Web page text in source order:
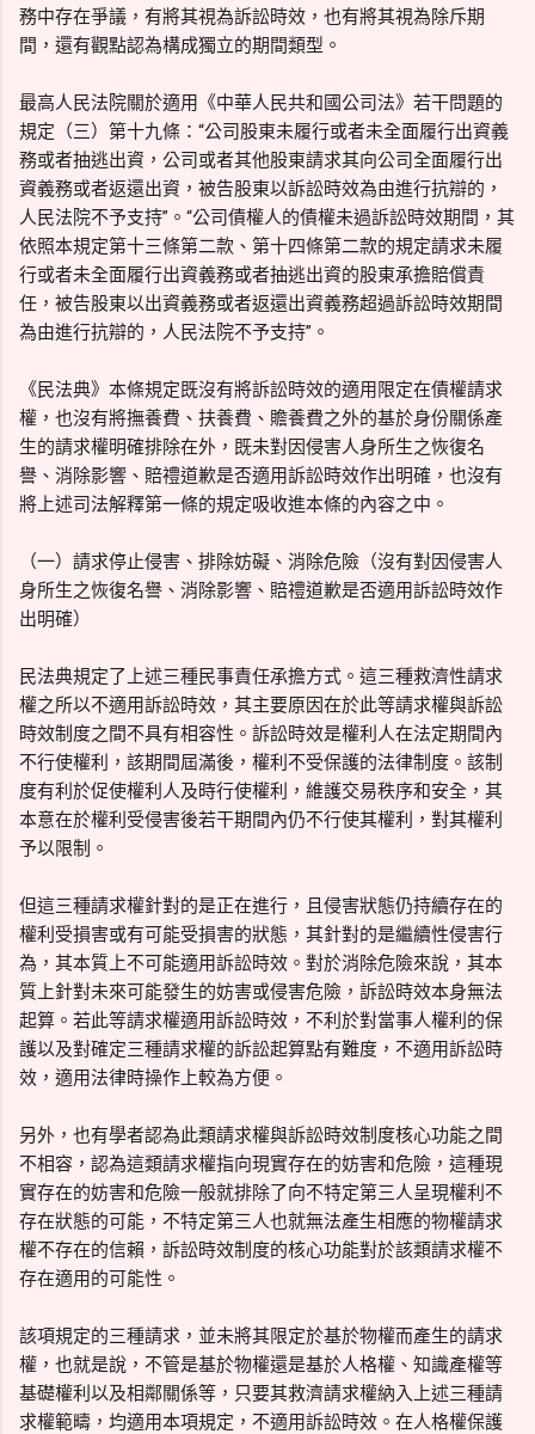
務中存在爭議，有將其視為訴訟時效，也有將其視為除斥期
間，還有觀點認為構成獨立的期間類型。
最高人民法院關於適用《中華人民共和國公司法》若干問題的
規定（三）第十九條：“公司股東未履行或者未全面履行出資義
務或者抽逃出資，公司或者其他股東請求其向公司全面履行出
資義務或者返還出資，被告股東以訴訟時效為由進行抗辯的，
人民法院不予支持”。“公司債權人的債權未過訴訟時效期間，其
依照本規定第十三條第二款、第十四條第二款的規定請求未履
行或者未全面履行出資義務或者抽逃出資的股東承擔賠償責
任，被告股東以出資義務或者返還出資義務超過訴訟時效期間
為由進行抗辯的，人民法院不予支持”。
《民法典》本條規定既沒有將訴訟時效的適用限定在債權請求
權，也沒有將撫養費、扶養費、贍養費之外的基於身份關係產
生的請求權明確排除在外，既未對因侵害人身所生之恢復名
譽、消除影響、賠禮道歉是否適用訴訟時效作出明確，也沒有
將上述司法解釋第一條的規定吸收進本條的內容之中。
（一）請求停止侵害、排除妨礙、消除危險（沒有對因侵害人
身所生之恢復名譽、消除影響、賠禮道歉是否適用訴訟時效作
出明確）
民法典規定了上述三種民事責任承擔方式。這三種救濟性請求
權之所以不適用訴訟時效，其主要原因在於此等請求權與訴訟
時效制度之間不具有相容性。訴訟時效是權利人在法定期間內
不行使權利，該期間屆滿後，權利不受保護的法律制度。該制
度有利於促使權利人及時行使權利，維護交易秩序和安全，其
本意在於權利受侵害後若干期間內仍不行使其權利，對其權利
予以限制。
但這三種請求權針對的是正在進行，且侵害狀態仍持續存在的
權利受損害或有可能受損害的狀態，其針對的是繼續性侵害行
為，其本質上不可能適用訴訟時效。對於消除危險來說，其本
質上針對未來可能發生的妨害或侵害危險，訴訟時效本身無法
起算。若此等請求權適用訴訟時效，不利於對當事人權利的保
護以及對確定三種請求權的訴訟起算點有難度，不適用訴訟時
效，適用法律時操作上較為方便。
另外，也有學者認為此類請求權與訴訟時效制度核心功能之間
不相容，認為這類請求權指向現實存在的妨害和危險，這種現
實存在的妨害和危險一般就排除了向不特定第三人呈現權利不
存在狀態的可能，不特定第三人也就無法產生相應的物權請求
權不存在的信賴，訴訟時效制度的核心功能對於該類請求權不
存在適用的可能性。
該項規定的三種請求，並未將其限定於基於物權而產生的請求
權，也就是說，不管是基於物權還是基於人格權、知識產權等
基礎權利以及相鄰關係等，只要其救濟請求權納入上述三種請
求權範疇，均適用本項規定，不適用訴訟時效。在人格權保護